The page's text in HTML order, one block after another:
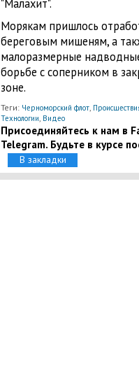
"Малахит".
Морякам пришлось
береговым мишеням, а
малоразмерные
борьбе с соперником в
зоне.
Теги: Черноморский флот,
Технологии Видео
Присоединяйтесь к нам в
Telegram. Будьте в курсе
В закладки